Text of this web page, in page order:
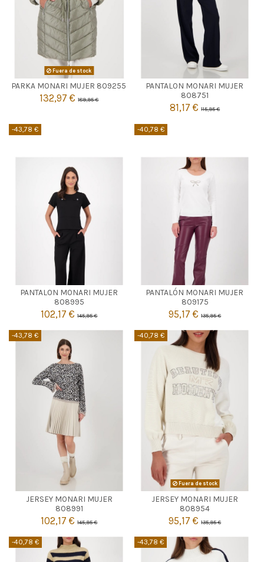
Fuera de stock
PARKA MONARI MUJER 809255
132,97 €189,95 €

PANTALON MONARI MUJER
808751
81,17 €115,95 €
AZUL MARINO
38

Añadir al carrito
-43,78 €
PANTALON MONARI MUJER
808995
102,17 €145,95 €
NEGRO
38 40
 Añadir al carrito
-40,78 €
PANTALÓN MONARI MUJER
809175
95,17 €135,95 €
BURDEOS
38 40

Añadir al carrito
-43,78 €
JERSEY MONARI MUJER
808991
102,17 €145,95 €
GRIS
42
 Añadir al carrito
-40,78 €
Fuera de stock
JERSEY MONARI MUJER
808954
95,17 €135,95 €
 Agotado
-40,78 € -43,78 €